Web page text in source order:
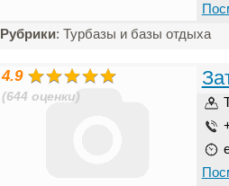
Рубрики: Турбазы и базы отдыха
4.9
(644 оценки)